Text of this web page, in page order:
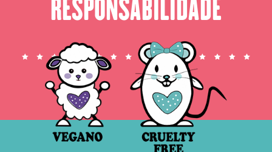
RESPONSABILIDADE